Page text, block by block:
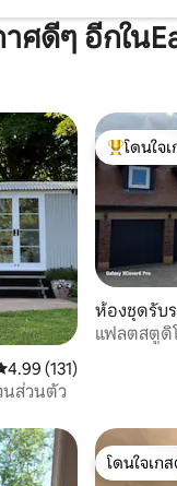
ดีๆ อีกใน
แนนเฉลี่ย 4.99 จาก 5,
4.99 (131)
นส่วนตัว
โดนใจเก
โดนใจ
ห้องชุดรับร
-Tees
แฟลตสตูดิ
โดนใจเก
โดนใจเก